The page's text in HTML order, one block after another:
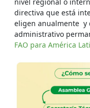
directiva que está
eligen anualmente y
administrativo
FAO para América